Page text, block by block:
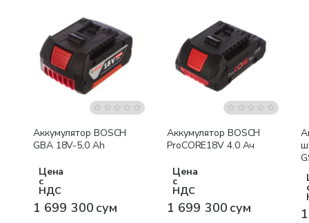
Бесплатная доставка
Аккумулятор BOSCH
GBA 18V-5,0 Ah
Цена
с
НДС
1 699 300 сум
Бесплатная доставка
Аккумулятор BOSCH
ProCORE18V 4.0 Ач
Цена
с
НДС
1 699 300 сум